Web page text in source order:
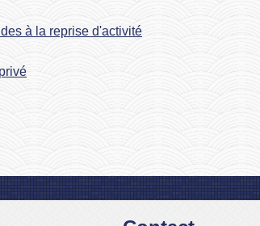
à la reprise d'activité